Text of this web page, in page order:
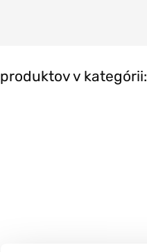
produktov v kategórii: